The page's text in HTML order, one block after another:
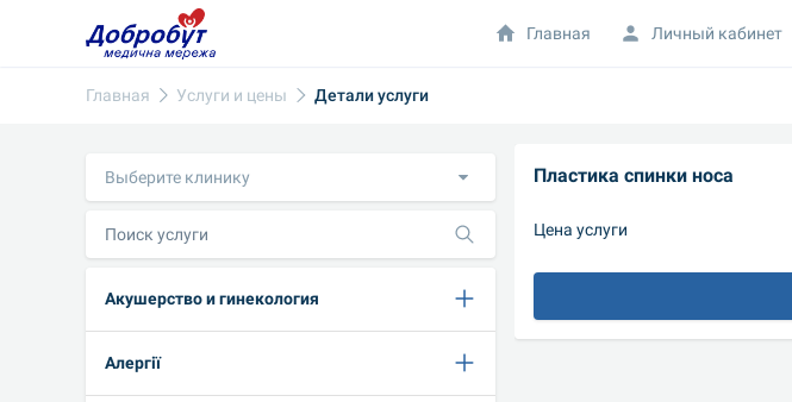
Главная Услуги и цены Детали услуги
Выберите клинику
Акушерство и гинекология
Алергії
Пластика спинки носа
Цена услуги
Главная Личный кабинет